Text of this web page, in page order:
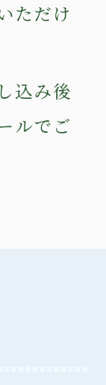
ただけ
込み後
ルでご